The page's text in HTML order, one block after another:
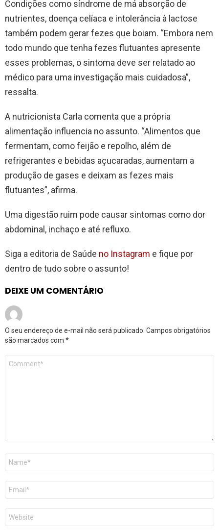
Condições como síndrome de má absorção de
nutrientes, doença celíaca e intolerância à lactose
também podem gerar fezes que boiam. “Embora nem
todo mundo que tenha fezes flutuantes apresente
esses problemas, o sintoma deve ser relatado ao
médico para uma investigação mais cuidadosa”,
ressalta.
A nutricionista Carla comenta que a própria
alimentação influencia no assunto. “Alimentos que
fermentam, como feijão e repolho, além de
refrigerantes e bebidas açucaradas, aumentam a
produção de gases e deixam as fezes mais
flutuantes”, afirma.
Uma digestão ruim pode causar sintomas como dor
abdominal, inchaço e até refluxo.
Siga a editoria de Saúde no Instagram e fique por
dentro de tudo sobre o assunto!
DEIXE UM COMENTÁRIO
O seu endereço de e-mail não será publicado. Campos obrigatórios
são marcados com *
Comentário
Nome
E-
mail
*
Site